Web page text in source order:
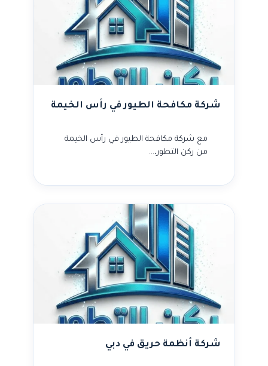
شركة مكافحة الطيور في رأس الخيمة
مع شركة مكافحة الطيور في رأس الخيمة
من ركن التطور،…
شركة أنظمة حريق في دبي